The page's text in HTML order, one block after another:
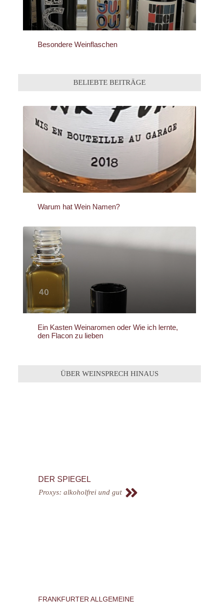
Besondere Weinflaschen
BELIEBTE BEITRÄGE
Warum hat Wein Namen?
Ein Kasten Weinaromen oder Wie ich lernte,
den Flacon zu lieben
ÜBER WEINSPRECH HINAUS
DER SPIEGEL
Proxys: alkoholfrei und gut
FRANKFURTER ALLGEMEINE